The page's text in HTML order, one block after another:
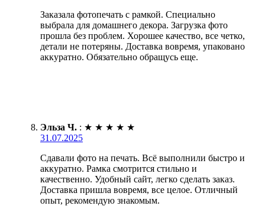
Заказала фотопечать с рамкой. Специально
выбрала для домашнего декора. Загрузка фото
прошла без проблем. Хорошее качество, все четко,
детали не потеряны. Доставка вовремя, упаковано
аккуратно. Обязательно обращусь еще.
Эльза Ч. : ★ ★ ★ ★ ★
31.07.2025
Сдавали фото на печать. Всё выполнили быстро и
аккуратно. Рамка смотрится стильно и
качественно. Удобный сайт, легко сделать заказ.
Доставка пришла вовремя, все целое. Отличный
опыт, рекомендую знакомым.